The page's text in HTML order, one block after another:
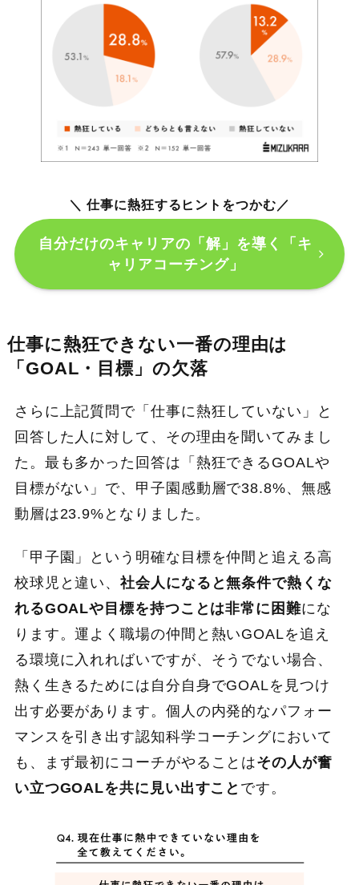
＼ 仕事に熱狂するヒントをつかむ ／
自分だけのキャリアの「解」を導く「キ
ャリアコーチング」
仕事に熱狂できない一番の理由は
「GOAL・目標」の欠落
さらに上記質問で「仕事に熱狂していない」と
回答した人に対して、その理由を聞いてみまし
た。最も多かった回答は「熱狂できるGOALや
目標がない」で、甲子園感動層で38.8%、無感
動層は23.9%となりました。
「甲子園」という明確な目標を仲間と追える高
校球児と違い、社会人になると無条件で熱くな
れるGOALや目標を持つことは非常に困難にな
ります。運よく職場の仲間と熱いGOALを追え
る環境に入れればいですが、そうでない場合、
熱く生きるためには自分自身でGOALを見つけ
出す必要があります。個人の内発的なパフォー
マンスを引き出す認知科学コーチングにおいて
も、まず最初にコーチがやることはその人が奮
い立つGOALを共に見い出すこと です。